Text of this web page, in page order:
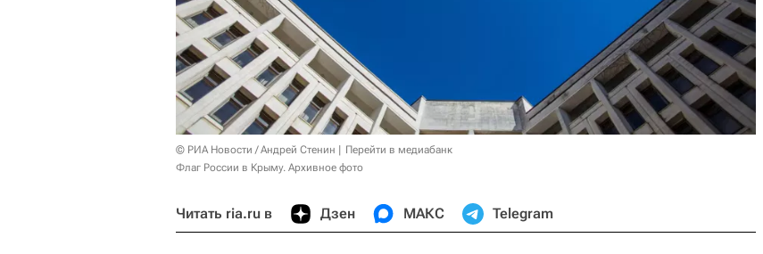
© РИА Новости / Андрей Стенин
Перейти в медиабанк
Флаг России в Крыму. Архивное фото
Читать ria.ru в Дзен МАКС Telegram